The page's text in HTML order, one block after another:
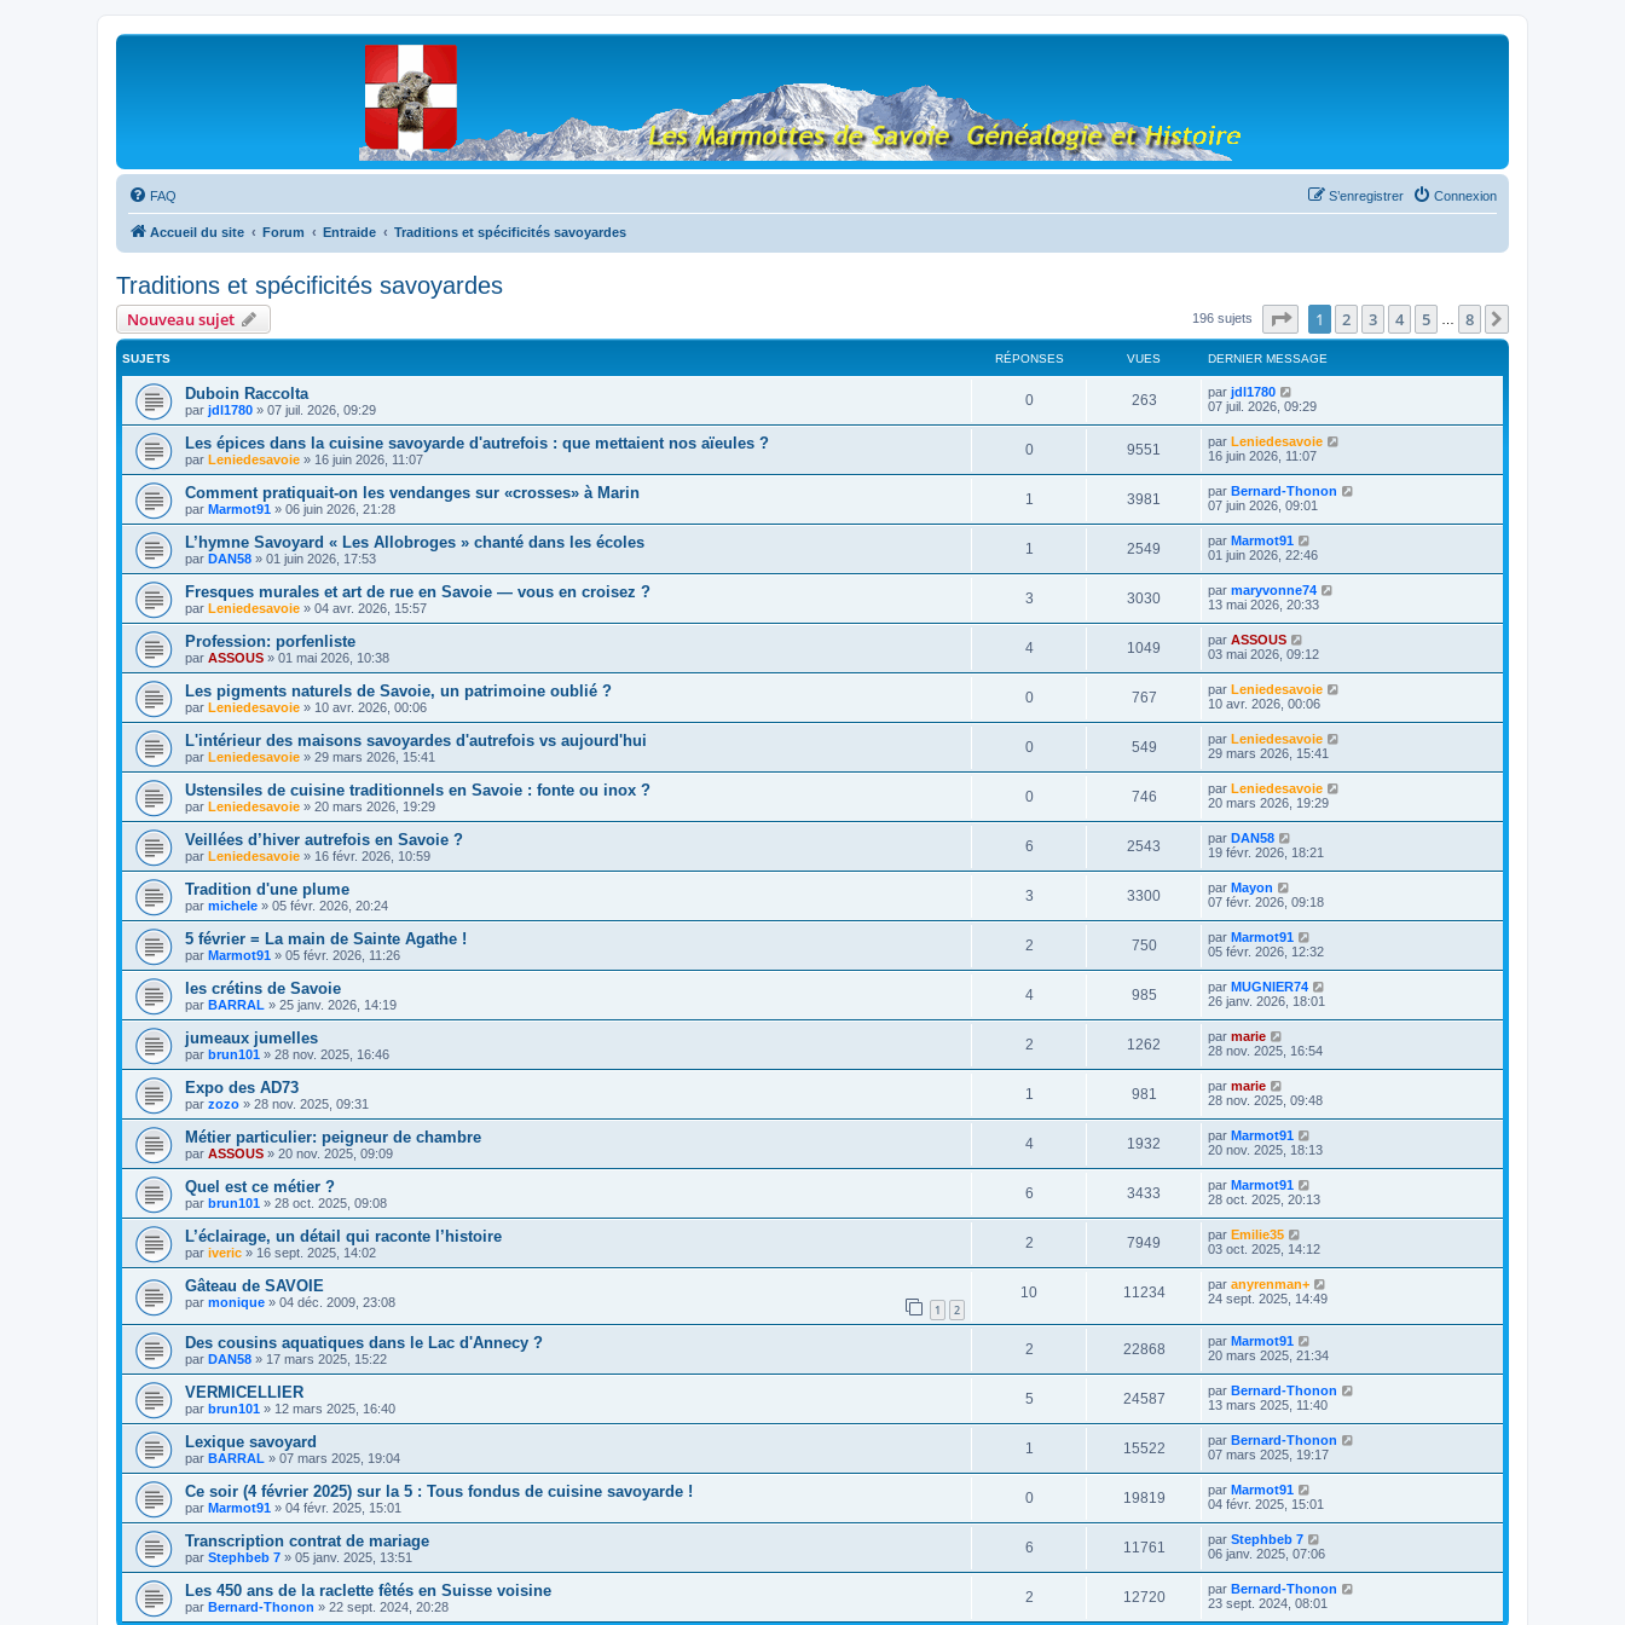
Les Marmottes de Savoie
FAQ Connexion
S’enregistrer
Accueil du site Forum Entraide Traditions et spécificités savoyardes
Traditions et spécificités savoyardes
Nouveau sujet 196 sujets Page sur8
1 2 3 4 5 8
SUJETS RÉPONSES VUES DERNIER MESSAGE
Duboin Raccolta
par jdl1780 » 07 juil. 2026, 09:29
0 263 par jdl1780
07 juil. 2026, 09:29
Les épices dans la cuisine savoyarde d'autrefois : que mettaient nos aïeules ?
par Leniedesavoie » 16 juin 2026, 11:07
0 9551 par Leniedesavoie
16 juin 2026, 11:07
Comment pratiquait-on les vendanges sur «crosses» à Marin
par Marmot91 » 06 juin 2026, 21:28
1 3981 par Bernard-Thonon
07 juin 2026, 09:01
L’hymne Savoyard « Les Allobroges » chanté dans les écoles
par DAN58 » 01 juin 2026, 17:53
1 2549 par Marmot91
01 juin 2026, 22:46
Fresques murales et art de rue en Savoie — vous en croisez ?
par Leniedesavoie » 04 avr. 2026, 15:57
3 3030 par maryvonne74
13 mai 2026, 20:33
Profession: porfenliste
par ASSOUS » 01 mai 2026, 10:38
4 1049 par ASSOUS
03 mai 2026, 09:12
Les pigments naturels de Savoie, un patrimoine oublié ?
par Leniedesavoie » 10 avr. 2026, 00:06
0 767 par Leniedesavoie
10 avr. 2026, 00:06
L'intérieur des maisons savoyardes d'autrefois vs aujourd'hui
par Leniedesavoie » 29 mars 2026, 15:41
0 549 par Leniedesavoie
29 mars 2026, 15:41
Ustensiles de cuisine traditionnels en Savoie : fonte ou inox ?
par Leniedesavoie » 20 mars 2026, 19:29
0 746 par Leniedesavoie
20 mars 2026, 19:29
Veillées d’hiver autrefois en Savoie ?
par Leniedesavoie » 16 févr. 2026, 10:59
6 2543 par DAN58
19 févr. 2026, 18:21
Tradition d'une plume
par michele » 05 févr. 2026, 20:24
3 3300 par Mayon
07 févr. 2026, 09:18
5 février = La main de Sainte Agathe !
par Marmot91 » 05 févr. 2026, 11:26
2 750 par Marmot91
05 févr. 2026, 12:32
les crétins de Savoie
par BARRAL » 25 janv. 2026, 14:19
4 985 par MUGNIER74
26 janv. 2026, 18:01
jumeaux jumelles
par brun101 » 28 nov. 2025, 16:46
2 1262 par marie
28 nov. 2025, 16:54
Expo des AD73
par zozo » 28 nov. 2025, 09:31
1 981 par marie
28 nov. 2025, 09:48
Métier particulier: peigneur de chambre
par ASSOUS » 20 nov. 2025, 09:09
4 1932 par Marmot91
20 nov. 2025, 18:13
Quel est ce métier ?
par brun101 » 28 oct. 2025, 09:08
6 3433 par Marmot91
28 oct. 2025, 20:13
L’éclairage, un détail qui raconte l’histoire
par iveric » 16 sept. 2025, 14:02
2 7949 par Emilie35
03 oct. 2025, 14:12
Gâteau de SAVOIE
par monique » 04 déc. 2009, 23:08 1 2
10 11234 par anyrenman+
24 sept. 2025, 14:49
Des cousins aquatiques dans le Lac d'Annecy ?
par DAN58 » 17 mars 2025, 15:22
2 22868 par Marmot91
20 mars 2025, 21:34
VERMICELLIER
par brun101 » 12 mars 2025, 16:40
5 24587 par Bernard-Thonon
13 mars 2025, 11:40
Lexique savoyard
par BARRAL » 07 mars 2025, 19:04
1 15522 par Bernard-Thonon
07 mars 2025, 19:17
Ce soir (4 février 2025) sur la 5 : Tous fondus de cuisine savoyarde !
par Marmot91 » 04 févr. 2025, 15:01
0 19819 par Marmot91
04 févr. 2025, 15:01
Transcription contrat de mariage
par Stephbeb 7 » 05 janv. 2025, 13:51
6 11761 par Stephbeb 7
06 janv. 2025, 07:06
Les 450 ans de la raclette fêtés en Suisse voisine
par Bernard-Thonon » 22 sept. 2024, 20:28
2 12720 par Bernard-Thonon
23 sept. 2024, 08:01